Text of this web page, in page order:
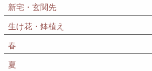
新宅・玄関先
生け花・鉢植え
春
夏